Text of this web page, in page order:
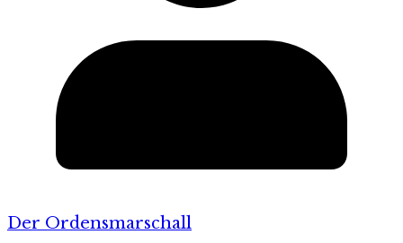
Der Ordensmarschall